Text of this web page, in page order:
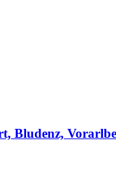
Bludenz,